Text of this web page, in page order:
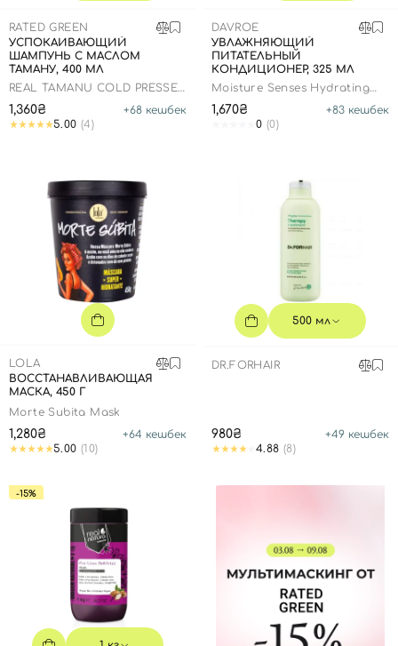
Кремы для тела с SPF
Миниатюры
Карбокситерапия
Бьюти Гаджеты
Автозагар
Специальный уход
Для детей
Для мужчин
Дезодоранты
Интимный уход
Автозагар
RATED GREEN
УСПОКАИВАЮЩИЙ
ШАМПУНЬ С МАСЛОМ
ТАМАНУ, 400 МЛ
REAL TAMANU COLD PRESSED
SCALP SHAMPOO
1,360₴ +68 кешбек
5.00 (4)
DAVROE
УВЛАЖНЯЮЩИЙ
ПИТАТЕЛЬНЫЙ
КОНДИЦИОНЕР, 325 МЛ
Moisture Senses Hydrating
1,670₴ +83 кешбек
0 (0)
LOLA
ВОССТАНАВЛИВАЮЩАЯ
МАСКА, 450 Г
Morte Subita Mask
1,280₴ +64 кешбек
5.00 (10)
500 мл
DR.FORHAIR
980₴ +49 кешбек
4.88 (8)
-15%